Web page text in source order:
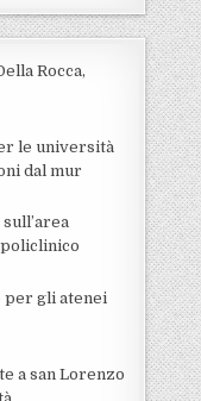
Rocca,
le università
dal mur
per gli atenei
a san Lorenzo